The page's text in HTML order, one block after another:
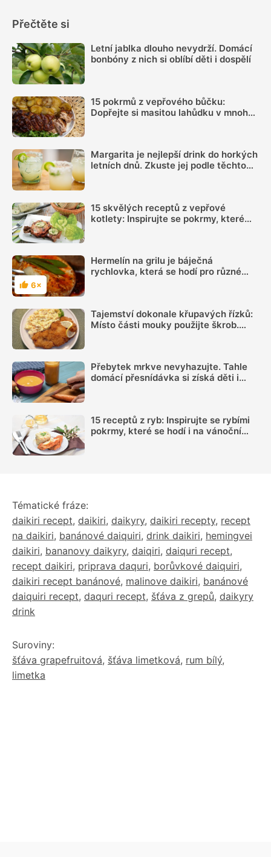
Přečtěte si
Letní jablka dlouho nevydrží. Domácí
bonbóny z nich si oblíbí děti i dospělí
15 pokrmů z vepřového bůčku:
Dopřejte si masitou lahůdku v mnoha
Margarita je nejlepší drink do horkých
letních dnů. Zkuste jej podle těchto
15 skvělých receptů z vepřové
kotlety: Inspirujte se pokrmy, které
Hodnocení
6×
Hermelín na grilu je báječná
rychlovka, která se hodí pro různé
Tajemství dokonale křupavých řízků:
Místo části mouky použijte škrob.
Přebytek mrkve nevyhazujte. Tahle
domácí přesnídávka si získá děti i
15 receptů z ryb: Inspirujte se rybími
pokrmy, které se hodí i na vánoční
Tématické fráze:
daikiri recept, daikiri, daikyry, daikiri recepty, recept
na daikiri, banánové daiquiri, drink daikiri, hemingvei
daikiri, bananovy daikyry, daiqiri, daiquri recept,
recept daikiri, priprava daquri, borůvkové daiquiri,
daikiri recept banánové, malinove daikiri, banánové
daiquiri recept, daquri recept, šťáva z grepů, daikyry
drink
Suroviny:
šťáva grapefruitová, šťáva limetková, rum bílý,
limetka